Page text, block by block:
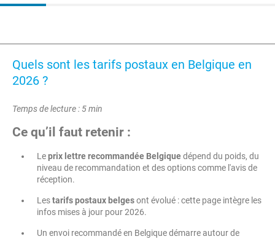
Quels sont les tarifs postaux en Belgique en
2026 ?
Temps de lecture : 5 min
Ce qu’il faut retenir :
Leprix lettre recommandée Belgiquedépend du poids, du
niveau de recommandation et des options comme l'avis de
réception.
Lestarifs postaux belgesont évolué : cette page intègre les
infos mises à jour pour 2026.
Un envoi recommandé en Belgique démarre autour de